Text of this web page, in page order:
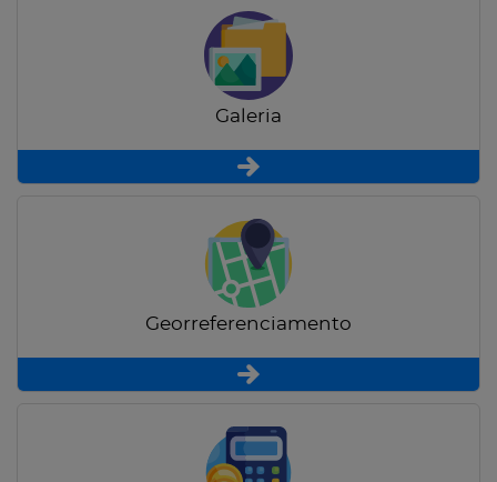
Galeria
Georreferenciamento